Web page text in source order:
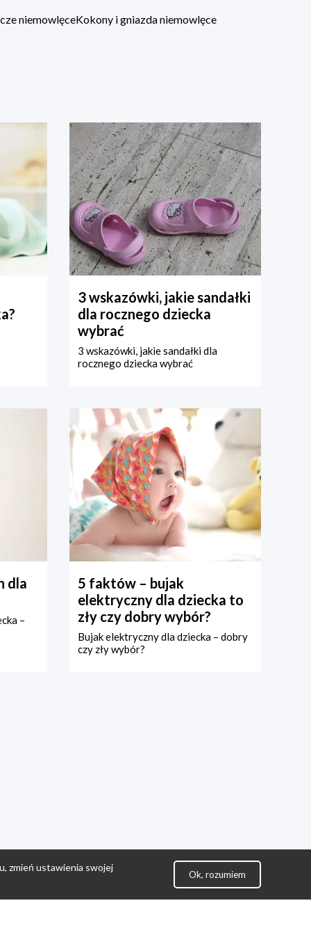
niemowlęceKokony i gniazda niemowlęce
3 wskazówki, jakie sandałki
dla rocznego dziecka
wybrać
3 wskazówki, jakie sandałki dla
rocznego dziecka wybrać
dla
–
5 faktów – bujak
elektryczny dla dziecka to
zły czy dobry wybór?
Bujak elektryczny dla dziecka – dobry
czy zły wybór?
zmień ustawienia swojej
Ok, rozumiem